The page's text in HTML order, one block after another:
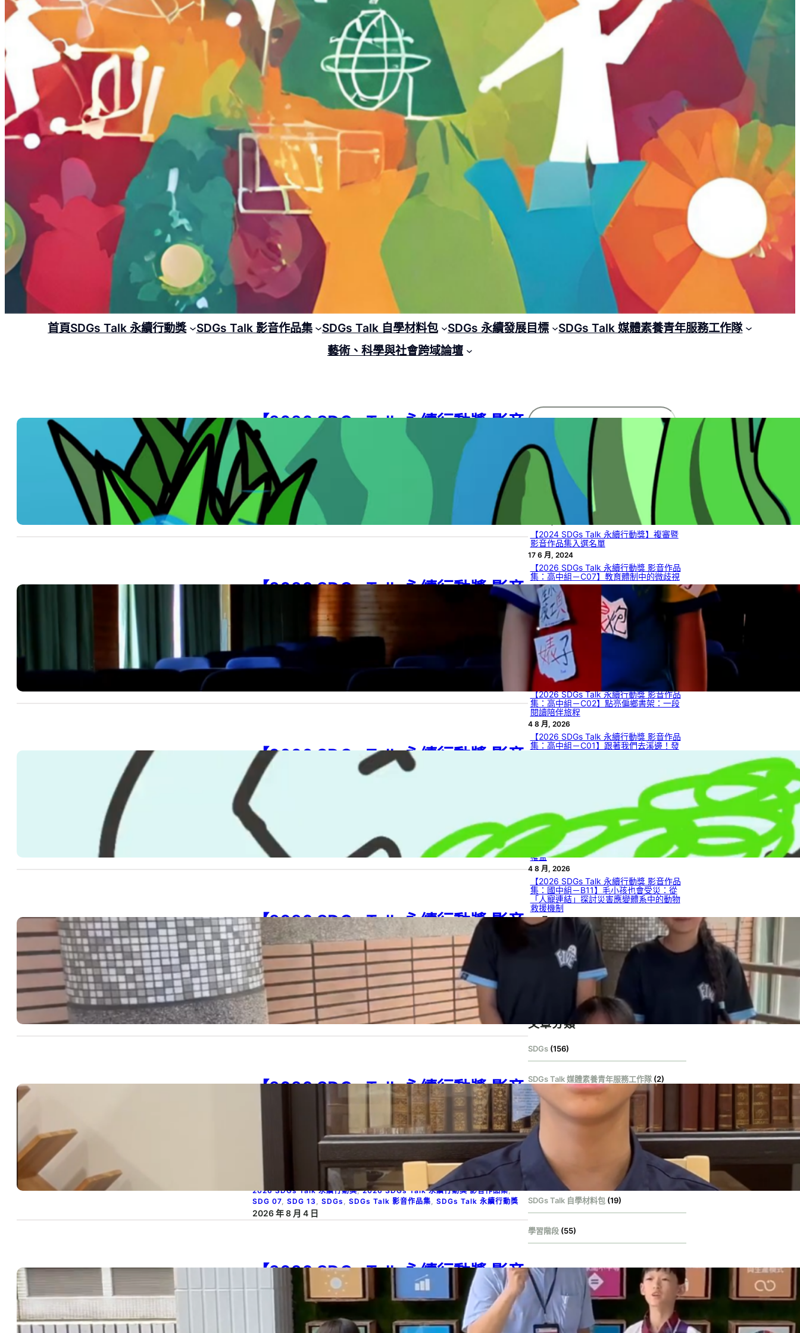
首頁SDGs Talk 永續行動獎 SDGs Talk 影音作品集 SDGs Talk 自學材料包 SDGs 永續發展目標
SDGs Talk 媒體素養青年服務工作隊
藝術、科學與社會跨域論壇
【2026 SDGs Talk 永續行動獎 影音
作品集：國中組－B07】海洋新聞-海
洋問題與保育
2026 SDGs Talk 永續行動獎 , 2026 SDGs Talk 永續行動獎 影音作品集
SDG 14, SDGs , SDGs Talk 影音作品集
2026 年 8 月 4 日
【2026 SDGs Talk 永續行動獎 影音
作品集：國中組－B04】No Labels,
Just Talent
2026 SDGs Talk 永續行動獎
SDG 05
SDGs Talk 影音作品集, SDGs Talk 永續行動獎
【2026 SDGs Talk 永續行動獎 影音
作品集：國中組－B03】當一個塑膠
落海
2026 SDGs Talk 永續行動獎
SDG 14
SDGs Talk 永續行動獎
2026 年 8 月 4 日
【2026 SDGs Talk 永續行動獎 影音
作品集：國中組－B02】身心障礙 ×
校園共融（無障礙環境與同理）
2026 SDGs Talk 永續行動獎 , 2026 SDGs Talk 永續行動獎 影音作品集
SDG 11, SDGs, SDGs Talk 影音作品集, SDGs Talk 永續行動獎
2026 年 8 月 4 日
【2026 SDGs Talk 永續行動獎 影音
作品集：國中組－B01】A Just
Transition: Leaving No One
Behind In A Warming World (面對
高溫的公正轉型)
2026 SDGs Talk 永續行動獎, 2026 SDGs Talk 永續行動獎 影音作品集 ,
SDG 07, SDG 13 , SDGs , SDGs Talk 影音作品集, SDGs Talk 永續行動獎
2026 年 8 月 4 日
【2026 SDGs Talk 永續行動獎 影音
作品集：國小組－A06】泰環保行動
成功
搜
文章列表
【2025 SDGs Talk 永續行動獎】獲獎名
12 8 月, 2025
【2024 SDGs Talk 永續行動獎】複審暨
影音作品集入選名單
17 6 月, 2024
【2026 SDGs Talk 永續行動獎 影音作品
集：高中組－C07】教育體制中的微歧視
4 8 月, 2026
【2026 SDGs Talk 永續行動獎 影音作品
集：高中組－C05】如何從自然界的生物
材料獲啟發，解決工程領域的瓶頸或達到
永續目標？
4 8 月, 2026
【2026 SDGs Talk 永續行動獎 影音作品
集：高中組－C04】臺灣檳榔困境與創新
發展
4 8 月, 2026
【2026 SDGs Talk 永續行動獎 影音作品
集：高中組－C02】點亮偏鄉書架：一段
閱讀陪伴旅程
4 8 月, 2026
【2026 SDGs Talk 永續行動獎 影音作品
集：高中組－C01】跟著我們去溪邊！發
【2026 SDGs Talk 永續行動獎 影音作品
集：國中組－B13】熱情與秩序的兩難：
災害現場自發性志工的整合機制與管理效
4 8 月, 2026
【2026 SDGs Talk 永續行動獎 影音作品
集：國中組－B12】被遺漏的聲音：社會
脆弱性視角下的外籍人士災害資訊近用與
權益
4 8 月, 2026
【2026 SDGs Talk 永續行動獎 影音作品
集：國中組－B11】毛小孩也會受災：從
「人寵連結」探討災害應變體系中的動物
救援機制
4 8 月, 2026
【2026 SDGs Talk 永續行動獎 影音作品
集：國中組－B09】找到屬於你的綠光
4 8 月, 2026
【2026 SDGs Talk 永續行動獎 影音作品
集：國中組－B08】綠光在手，無限擁有
文章分類
SDGs(156)
SDGs Talk 媒體素養青年服務工作隊(2)
SDGs Talk 影音作品集 (131)
SDGs Talk 服務大使
SDGs Talk 永續行動獎 (100)
SDGs Talk 自學材料包 (19)
學習階段(55)